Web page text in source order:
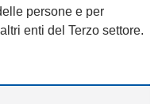
persone e per
enti del Terzo settore.